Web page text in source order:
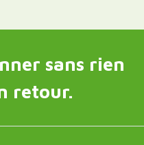
sans rien
retour.